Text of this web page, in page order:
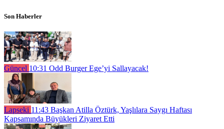
Son Haberler
Güncel 10:31 Odd Burger Ege’yi Sallayacak!
Lapseki 11:43 Başkan Atilla Öztürk, Yaşlılara Saygı Haftası
Kapsamında Büyükleri Ziyaret Etti